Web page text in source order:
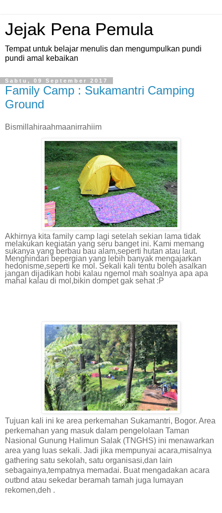
Jejak Pena Pemula
Tempat untuk belajar menulis dan mengumpulkan pundi
pundi amal kebaikan
Sabtu, 09 September 2017
Family Camp : Sukamantri Camping
Ground
Bismillahiraahmaanirrahiim
Akhirnya kita family camp lagi setelah sekian lama tidak
melakukan kegiatan yang seru banget ini. Kami memang
sukanya yang berbau bau alam,seperti hutan atau laut.
Menghindari bepergian yang lebih banyak mengajarkan
hedonisme,seperti ke mol. Sekali kali tentu boleh asalkan
jangan dijadikan hobi kalau ngemol mah soalnya apa apa
mahal kalau di mol,bikin dompet gak sehat :P
Tujuan kali ini ke area perkemahan Sukamantri, Bogor. Area
perkemahan yang masuk dalam pengelolaan Taman
Nasional Gunung Halimun Salak (TNGHS) ini menawarkan
area yang luas sekali. Jadi jika mempunyai acara,misalnya
gathering satu sekolah, satu organisasi,dan lain
sebagainya,tempatnya memadai. Buat mengadakan acara
outbnd atau sekedar beramah tamah juga lumayan
rekomen,deh .